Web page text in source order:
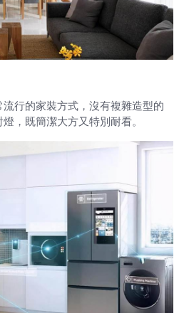
行的家裝方式，沒有複雜造型的
，既簡潔大方又特別耐看。